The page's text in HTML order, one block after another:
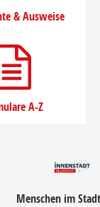
& Ausweise
A-Z
Menschen im